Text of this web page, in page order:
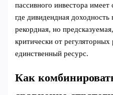
пассивного инвестора
где дивидендная доходность
рекордная, но
критически от
единственный ресурс.
Как